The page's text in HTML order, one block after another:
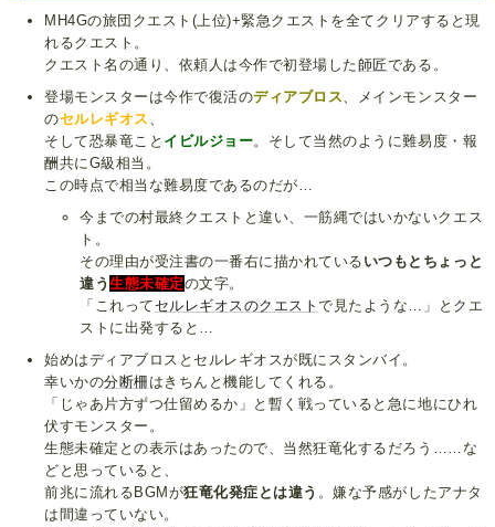
MH4Gの旅団クエスト(上位)+緊急クエストを全てクリアすると現
れるクエスト。
クエスト名の通り、依頼人は今作で初登場した師匠である。
登場モンスターは今作で復活のディアブロス 、メインモンスター
のセルレギオス
そして恐暴竜こと イビルジョー。そして当然のように難易度・報
酬共にG級相当。
この時点で相当な難易度であるのだが…
今までの村最終クエストと違い、一筋縄ではいかないクエス
ト。
その理由が受注書の一番右に描かれている いつもとちょっと
違う生態未確定の文字。
「これって セルレギオスのクエストで見たような…」とクエ
ストに出発すると…
始めはディアブロスとセルレギオスが既にスタンバイ。
幸いかの分断柵 はきちんと機能してくれる。
「じゃあ片方ずつ仕留めるか」と暫く戦っていると急に地にひれ
伏すモンスター。
生態未確定との表示はあったので、当然狂竜化するだろう……な
どと思っていると、
前兆に流れるBGMが狂竜化発症とは違う 。嫌な予感がしたアナタ
は間違っていない。